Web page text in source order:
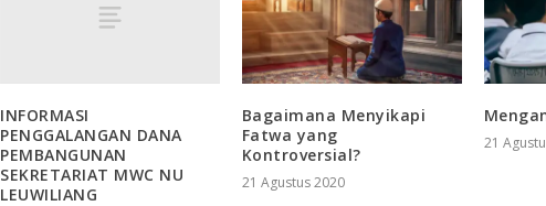
INFORMASI
PENGGALANGAN DANA
PEMBANGUNAN
SEKRETARIAT MWC NU
LEUWILIANG
Bagaimana Menyikapi
Fatwa yang
Kontroversial?
21 Agustus 2020
21